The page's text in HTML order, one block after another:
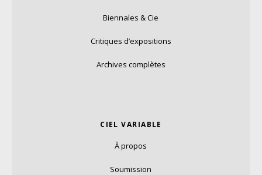
Biennales & Cie
Critiques d’expositions
Archives complètes
CIEL VARIABLE
À propos
Soumission